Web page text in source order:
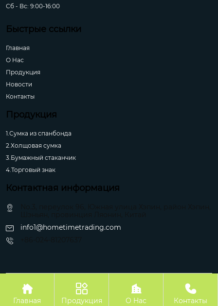
Сб - Вс: 9:00-16:00
Быстрые ссылки
Главная
О Hас
Продукция
Новости
Контакты
Продукция
1.Сумка из спанбонда
2.Холщовая сумка
3.Бумажный стаканчик
4.Торговый знак
Контактная информация
info1@hometimetrading.com
Авторское право©Шэньян Хуэйфэнтай Импорт и Экспорт Ко.

Главная

Продукция

О Hас

Контакты